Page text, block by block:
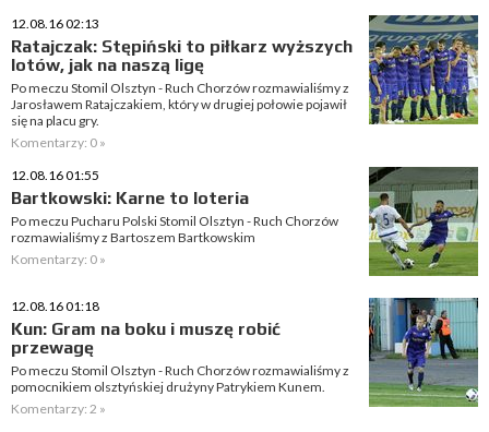
12.08.16 02:13
Ratajczak: Stępiński to piłkarz wyższych
lotów, jak na naszą ligę
Po meczu Stomil Olsztyn - Ruch Chorzów rozmawialiśmy z
Jarosławem Ratajczakiem, który w drugiej połowie pojawił
się na placu gry.
Komentarzy: 0 »
12.08.16 01:55
Bartkowski: Karne to loteria
Po meczu Pucharu Polski Stomil Olsztyn - Ruch Chorzów
rozmawialiśmy z Bartoszem Bartkowskim
Komentarzy: 0 »
12.08.16 01:18
Kun: Gram na boku i muszę robić
przewagę
Po meczu Stomil Olsztyn - Ruch Chorzów rozmawialiśmy z
pomocnikiem olsztyńskiej drużyny Patrykiem Kunem.
Komentarzy: 2 »